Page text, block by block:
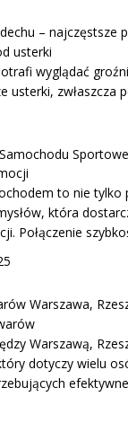
– najczęstsze
usterki
wyglądać
usterki, zwłaszcza
to nie tylko
która
Połączenie
Warszawa,
Warszawą,
dotyczy wielu